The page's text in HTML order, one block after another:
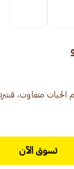
كغ، حجم الحبات متفاوت،
تسوق الآن